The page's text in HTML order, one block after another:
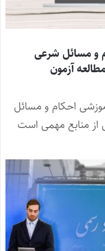
و مسائل شرعی
آزمون
احکام و مسائل
از منابع مهمی است